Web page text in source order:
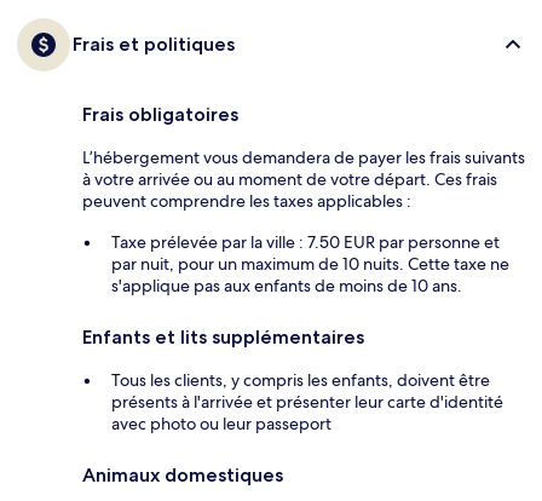
Frais et politiques
Frais obligatoires
L’hébergement vous demandera de payer les frais suivants
à votre arrivée ou au moment de votre départ. Ces frais
peuvent comprendre les taxes applicables :
Taxe prélevée par la ville : 7.50 EUR par personne et
par nuit, pour un maximum de 10 nuits. Cette taxe ne
s'applique pas aux enfants de moins de 10 ans.
Enfants et lits supplémentaires
Tous les clients, y compris les enfants, doivent être
présents à l'arrivée et présenter leur carte d'identité
avec photo ou leur passeport
Animaux domestiques